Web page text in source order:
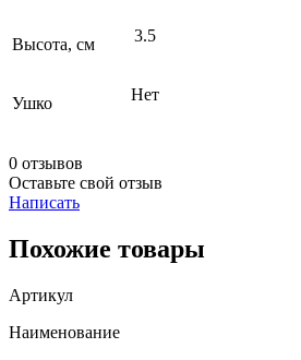
Высота, см 3.5
Ушко Нет
0 отзывов
Оставьте свой отзыв
Написать
Похожие товары
Артикул
Наименование